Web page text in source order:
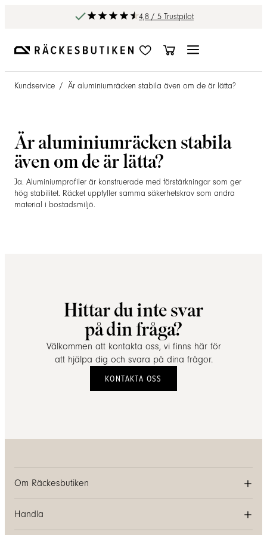
4,8 / 5 Trustpilot
Kundservice / Är aluminiumräcken stabila även om de är lätta?
Är aluminiumräcken stabila
även om de är lätta?
Ja. Aluminiumprofiler är konstruerade med förstärkningar som ger
hög stabilitet. Räcket uppfyller samma säkerhetskrav som andra
material i bostadsmiljö.
Hittar du inte svar
på din fråga?
Välkommen att kontakta oss, vi finns här för
att hjälpa dig och svara på dina frågor.
KONTAKTA OSS
Om Räckesbutiken
Handla